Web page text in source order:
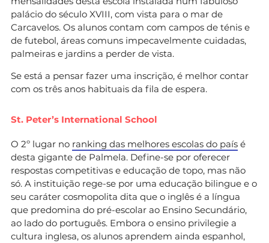
palácio do século XVIII, com vista para o mar de
Carcavelos. Os alunos contam com campos de ténis e
de futebol, áreas comuns impecavelmente cuidadas,
palmeiras e jardins a perder de vista.
Se está a pensar fazer uma inscrição, é melhor contar
com os três anos habituais da fila de espera.
St. Peter’s International School
O 2º lugar no ranking das melhores escolas do país é
desta gigante de Palmela. Define-se por oferecer
respostas competitivas e educação de topo, mas não
só. A instituição rege-se por uma educação bilingue e o
seu caráter cosmopolita dita que o inglês é a língua
que predomina do pré-escolar ao Ensino Secundário,
ao lado do português. Embora o ensino privilegie a
cultura inglesa, os alunos aprendem ainda espanhol,